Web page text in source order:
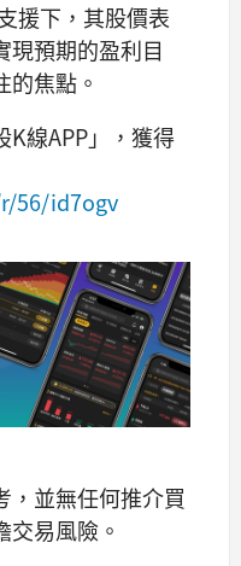
援下，其股價表
現預期的盈利目
焦點。
K線APP」，獲得
56/id7ogv
，並無任何推介買
易風險。